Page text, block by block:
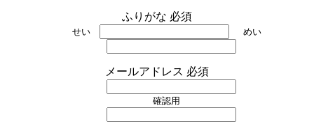
ふりがな 必須
せい めい
メールアドレス 必須
確認用